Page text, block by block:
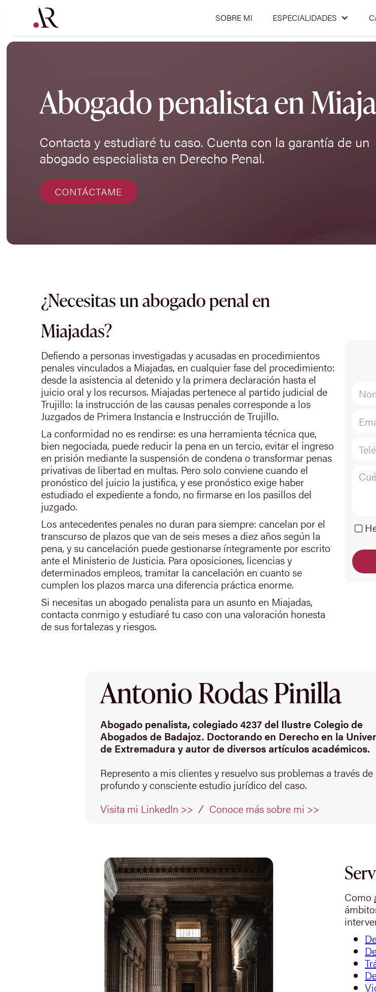
SOBRE MI ESPECIALIDADES
Abogado penalista en
Contacta y estudiaré tu caso. Cuenta con la garantía de un
abogado especialista en Derecho Penal.
CONTÁCTAME
¿Necesitas un abogado penal en
Miajadas?
Defiendo a personas investigadas y acusadas en procedimientos
penales vinculados a Miajadas, en cualquier fase del procedimiento:
desde la asistencia al detenido y la primera declaración hasta el
juicio oral y los recursos. Miajadas pertenece al partido judicial de
Trujillo: la instrucción de las causas penales corresponde a los
Juzgados de Primera Instancia e Instrucción de Trujillo.
La conformidad no es rendirse: es una herramienta técnica que,
bien negociada, puede reducir la pena en un tercio, evitar el ingreso
en prisión mediante la suspensión de condena o transformar penas
privativas de libertad en multas. Pero solo conviene cuando el
pronóstico del juicio la justifica, y ese pronóstico exige haber
estudiado el expediente a fondo, no firmarse en los pasillos del
juzgado.
Los antecedentes penales no duran para siempre: cancelan por el
transcurso de plazos que van de seis meses a diez años según la
pena, y su cancelación puede gestionarse íntegramente por escrito
ante el Ministerio de Justicia. Para oposiciones, licencias y
determinados empleos, tramitar la cancelación en cuanto se
cumplen los plazos marca una diferencia práctica enorme.
Si necesitas un abogado penalista para un asunto en Miajadas,
contacta conmigo y estudiaré tu caso con una valoración honesta
de sus fortalezas y riesgos.
Antonio Rodas Pinilla
Abogado penalista, colegiado 4237 del Ilustre Colegio de
Abogados de Badajoz. Doctorando en Derecho en la
de Extremadura y autor de diversos artículos académicos.
Represento a mis clientes y resuelvo sus problemas a través de
profundo y consciente estudio jurídico del caso.
Visita mi LinkedIn >>
Conoce más sobre mi >>
Como